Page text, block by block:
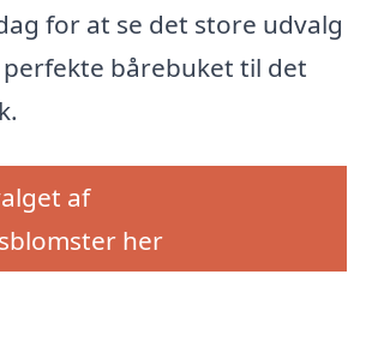
for at se det store udvalg
bårebuket til det
af
her